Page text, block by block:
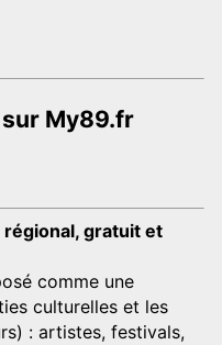
My89.fr
gratuit et
comme une
culturelles et les
: artistes, festivals,